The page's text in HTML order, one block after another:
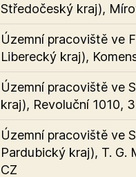
Středočeský kraj),
Územní pracoviště ve
Liberecký kraj),
Územní pracoviště ve
kraj), Revoluční 1010,
Územní pracoviště ve
Pardubický kraj), T. G.
CZ